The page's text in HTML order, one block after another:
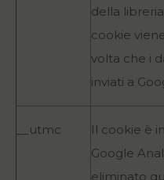
della
cookie
volta che i
inviati a
__utmc
Il cookie è
Google
eliminato